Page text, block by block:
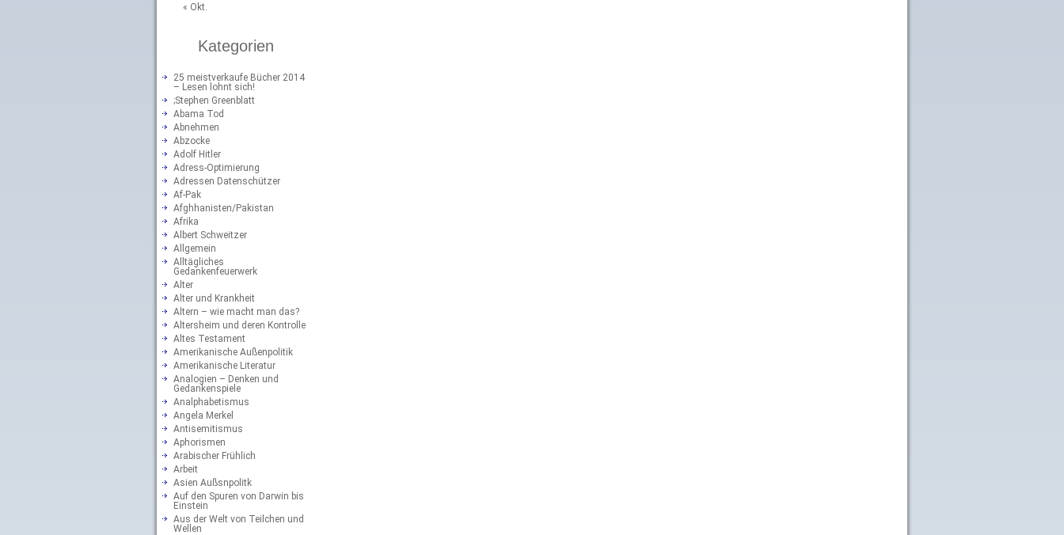
« Okt.
Kategorien
25 meistverkaufe Bücher 2014
– Lesen lohnt sich!
;Stephen Greenblatt
Abama Tod
Abnehmen
Abzocke
Adolf Hitler
Adress-Optimierung
Adressen Datenschützer
Af-Pak
Afghhanisten/Pakistan
Afrika
Albert Schweitzer
Allgemein
Alltägliches
Gedankenfeuerwerk
Alter
Alter und Krankheit
Altern – wie macht man das?
Altersheim und deren Kontrolle
Altes Testament
Amerikanische Außenpolitik
Amerikanische Literatur
Analogien – Denken und
Gedankenspiele
Analphabetismus
Angela Merkel
Antisemitismus
Aphorismen
Arabischer Frühlich
Arbeit
Asien Außsnpolitk
Auf den Spuren von Darwin bis
Einstein
Aus der Welt von Teilchen und
Wellen